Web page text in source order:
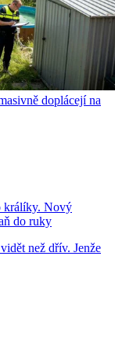
doplácejí na
králíky. Nový
do ruky
než dřív. Jenže